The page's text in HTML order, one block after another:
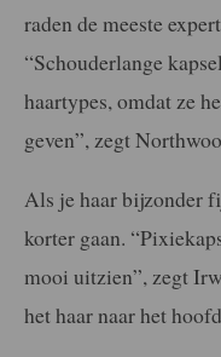
raden de meeste
“Schouderlange
haartypes, omdat ze
geven”, zegt
Als je haar bijzonder
korter gaan.
mooi uitzien”, zegt
het haar naar het